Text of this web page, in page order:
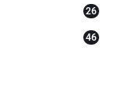
26
46